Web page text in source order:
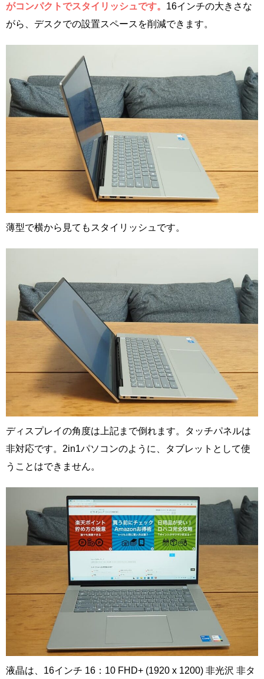
がコンパクトでスタイリッシュです。 16インチの大きさな
がら、デスクでの設置スペースを削減できます。
薄型で横から見てもスタイリッシュです。
ディスプレイの角度は上記まで倒れます。タッチパネルは
非対応です。2in1パソコンのように、タブレットとして使
うことはできません。
液晶は、16インチ 16：10 FHD+ (1920 x 1200) 非光沢 非タ